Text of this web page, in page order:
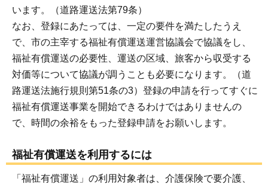
います。（道路運送法第79条）
なお、登録にあたっては、一定の要件を満たしたうえ
で、市の主宰する福祉有償運送運営協議会で協議をし、
福祉有償運送の必要性、運送の区域、旅客から収受する
対価等について協議が調うことも必要になります。（道
路運送法施行規則第51条の3）登録の申請を行ってすぐに
福祉有償運送事業を開始できるわけではありませんの
で、時間の余裕をもった登録申請をお願いします。
福祉有償運送を利用するには
「福祉有償運送」の利用対象者は、介護保険で要介護、